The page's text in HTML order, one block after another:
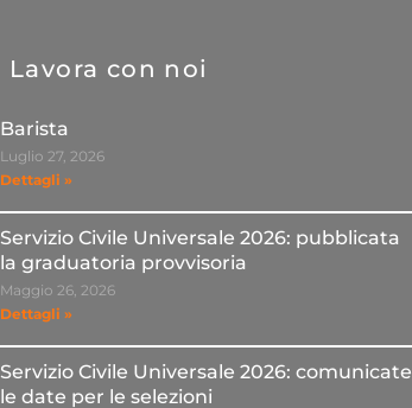
Lavora con noi
Barista
Luglio 27, 2026
Dettagli »
Servizio Civile Universale 2026: pubblicata
la graduatoria provvisoria
Maggio 26, 2026
Dettagli »
Servizio Civile Universale 2026: comunicate
le date per le selezioni